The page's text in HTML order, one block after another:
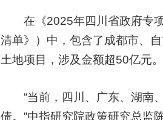
在《2025年四川省政府专项
清单》）中，包含了成都市、
土地项目，涉及金额超50亿元。
“当前，四川、广东、湖南、
债。”中指研究院政策研究总监